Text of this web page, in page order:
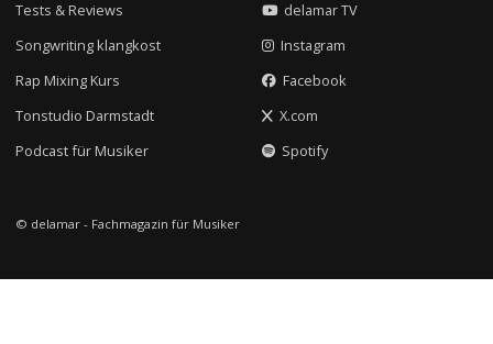
Tests & Reviews
Songwriting klangkost
Rap Mixing Kurs
Tonstudio Darmstadt
Podcast für Musiker
delamar TV
Instagram
Facebook
X.com
Spotify
© delamar - Fachmagazin für Musiker